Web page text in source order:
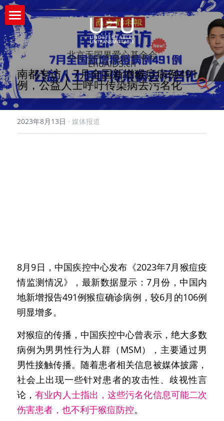
北京无国界爱心基金会
EndAIDS.cn
首页
什么是U=U
关于我们
智库与学术委员会
资源下载
+series正向系列
Fast-Track快速通道城市
综合预防
PEP暴露后紧急阻断
中国艾滋病合作交流大会
2022中国艾滋病合作交流大会
新闻中心
世界零歧视日
2021中国艾滋病合作交流大会
娱乐用药减害
南都专访 | 7月全国新增猴痘病例491
例，公益人士呼吁传染病去污名化
2023年8月13日 · 媒体报道
8月9日，中国疾控中心发布《2023年7月猴痘疫
情监测情况》，最新数据显示：7月份，中国内
地新增报告491例猴痘确诊病例，较6月的106例
明显增多。
对猴痘的传播，中国疾控中心曾表示，绝大多数
病例为男男性行为人群（MSM），主要通过男
男性接触传播。随着患者相关信息被媒体披露，
社会上出现一些针对患者的攻击性、歧视性言
论，有业内人士指出，这些污名化信息可能二次
伤害患者，也不利于猴痘防控。